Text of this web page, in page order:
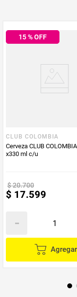
15% OFF
CLUB COLOMBIA
Cerveza CLUB
x330 ml c/u
$20.700
$ 17.599
Agregar